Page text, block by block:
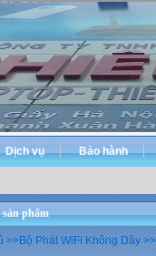
Dịch vụ Bảo hành
phẩm
>>Bộ Phát WiFi Không Dây>>